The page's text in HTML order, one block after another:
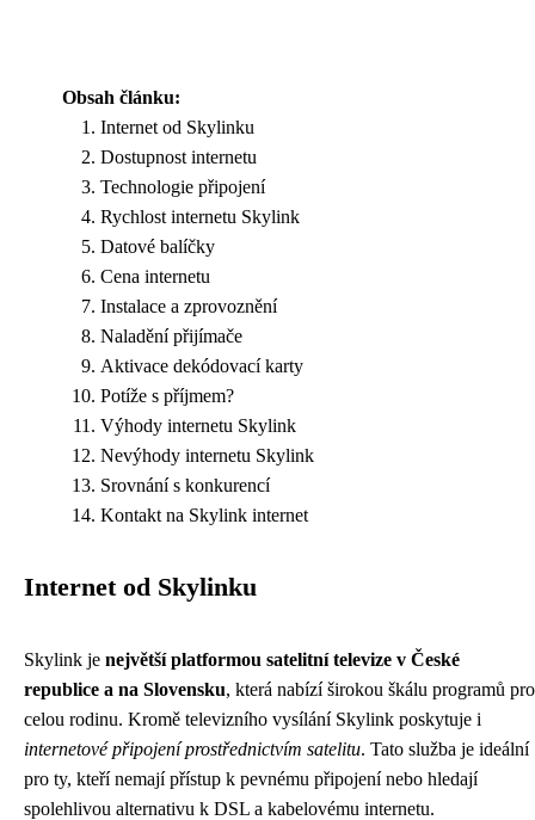
Obsah článku:
Internet od Skylinku
Dostupnost internetu
Technologie připojení
Rychlost internetu Skylink
Datové balíčky
Cena internetu
Instalace a zprovoznění
Naladění přijímače
Aktivace dekódovací karty
Potíže s příjmem?
Výhody internetu Skylink
Nevýhody internetu Skylink
Srovnání s konkurencí
Kontakt na Skylink internet
Internet od Skylinku
Skylink je největší platformou satelitní televize v České
republice a na Slovensku, která nabízí širokou škálu programů pro
celou rodinu. Kromě televizního vysílání Skylink poskytuje i
internetové připojení prostřednictvím satelitu. Tato služba je ideální
pro ty, kteří nemají přístup k pevnému připojení nebo hledají
spolehlivou alternativu k DSL a kabelovému internetu.